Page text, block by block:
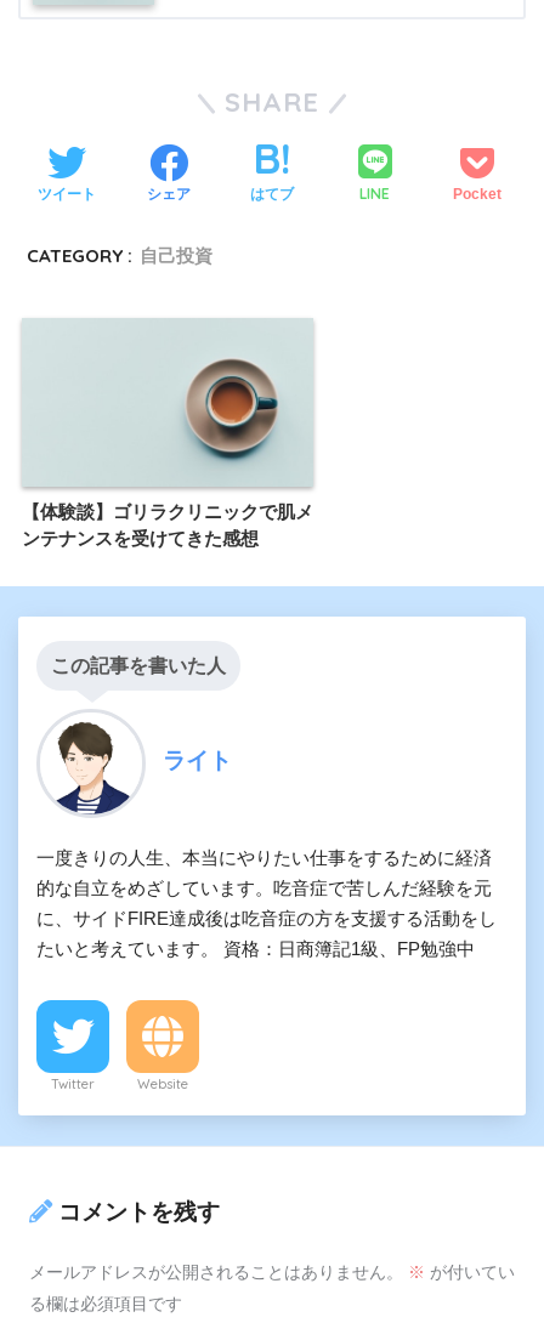
SHARE
ツイート シェア はてブ LINE Pocket
CATEGORY : 自己投資
【体験談】ゴリラクリニックで肌メ
ンテナンスを受けてきた感想
この記事を書いた人
ライト
一度きりの人生、本当にやりたい仕事をするために経済
的な自立をめざしています。吃音症で苦しんだ経験を元
に、サイドFIRE達成後は吃音症の方を支援する活動をし
たいと考えています。 資格：日商簿記1級、FP勉強中
Twitter Website
コメントを残す
メールアドレスが公開されることはありません。 ※ が付いてい
る欄は必須項目です